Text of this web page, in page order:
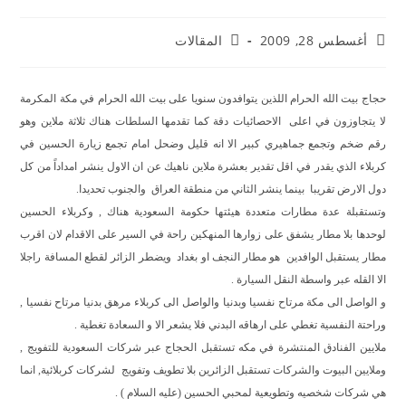
أغسطس 28, 2009 المقالات
حجاج بيت الله الحرام اللذين يتوافدون سنويا على بيت الله الحرام في مكة المكرمة
لا يتجاوزون في اعلى
الاحصائيات دقة كما تقدمها السلطات هناك ثلاثة ملاين وهو
رقم ضخم وتجمع جماهيري كبير الا انه قليل وضحل امام تجمع زيارة الحسين في
كربلاء الذي يقدر في اقل تقدير بعشرة ملاين ناهيك عن ان الاول ينشر امداداً من كل
دول الارض تقريبا بينما ينشر الثاني من منطقة العراق والجنوب تحديدا.
وتستقبلة عدة مطارات متعددة هيئتها حكومة السعودية هناك , وكربلاء الحسين
لوحدها بلا مطار يشفق على زوارها المنهكين راحة في السير على الاقدام لان اقرب
مطار يستقبل الوافدين هو مطار النجف او بغداد ويضطر الزائر لقطع المسافة راجلا
الا القله عبر واسطة النقل السيارة .
و الواصل الى مكة مرتاح نفسيا وبدنيا والواصل الى كربلاء مرهق بدنيا مرتاح نفسيا ,
وراحتة النفسية تغطي على ارهاقه البدني فلا يشعر الا و السعادة تغطية .
ملايين الفنادق المنتشرة في مكه تستقبل الحجاج عبر شركات السعودية للتفويج ,
وملايين البيوت والشركات تستقبل الزائرين بلا تطويف وتفويج
لشركات كربلائية, انما
هي شركات شخصيه وتطويعية لمحبي الحسين (عليه السلام ) .